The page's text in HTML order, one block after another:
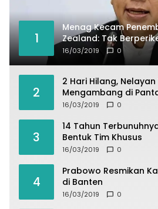
1
Menag Kecam
Zealand: Tak
16/03/2019 0
2
2 Hari Hilang,
Mengambang di
16/03/2019 0
3
14 Tahun
Bentuk Tim Khusus
16/03/2019 0
4
Prabowo Resmikan
di Banten
16/03/2019 0